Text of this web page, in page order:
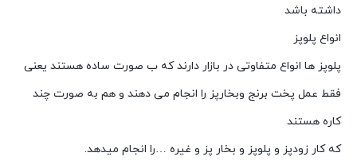
داشته باشد
انواع پلوپز
پلوپز ها انواع متفاوتی در بازار دارند که ب صورت ساده هستند یعنی
فقط عمل پخت برنج وبخارپز را انجام می دهند و هم به صورت چند
کاره هستند
که کار زودپز و پلوپز و بخار پز و غیره …را انجام میدهد.